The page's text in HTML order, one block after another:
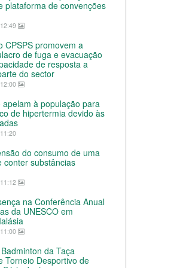
plataforma de convenções
CPSPS promovem a
de fuga e evacuação
de resposta a
do sector
à população para
de hipertermia devido às
do consumo de uma
conter substâncias
na Conferência Anual
da UNESCO em
da Taça
Torneio Desportivo de